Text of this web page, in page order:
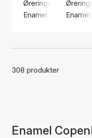
Øreringe, Guld farve
Enamel Copenhagen
308 produkter
Enamel